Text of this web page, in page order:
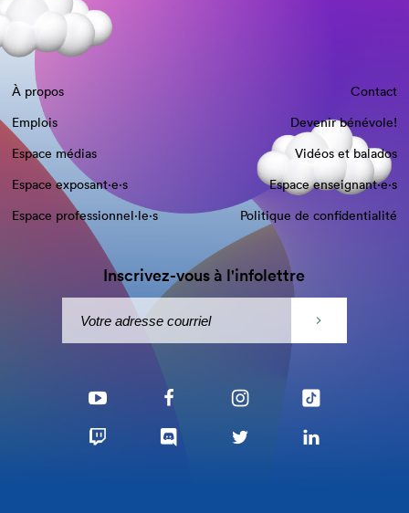
À propos
Contact
Emplois
Devenir bénévole!
Espace médias
Vidéos et balados
Espace exposant·e⋅s
Espace enseignant·e⋅s
Espace professionnel·le⋅s
Politique de confidentialité
Inscrivez-vous à l'infolettre